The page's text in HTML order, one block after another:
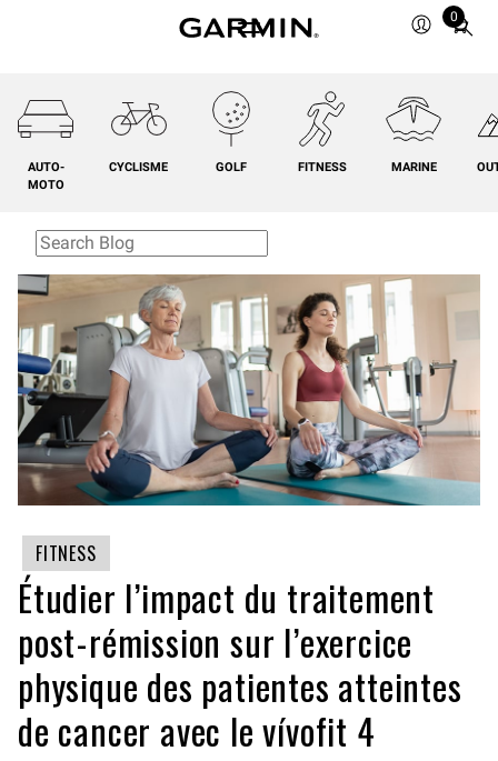
0
Total
AUTO-
MOTO
CYCLISME GOLF FITNESS MARINE
FITNESS
Étudier l’impact du traitement
post-rémission sur l’exercice
physique des patientes atteintes
de cancer avec le vívofit 4